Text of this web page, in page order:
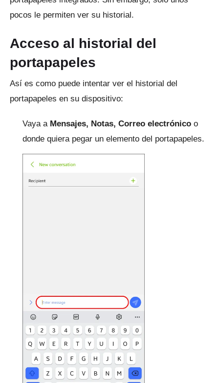
pocos le permiten ver su historial.
Acceso al historial del
portapapeles
Así es como puede intentar ver el historial del
portapapeles en su dispositivo:
Vaya a Mensajes, Notas, Correo electrónico o
donde quiera pegar un elemento del portapapeles.